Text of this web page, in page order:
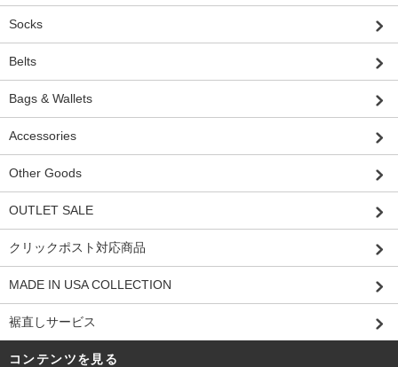
Socks
Belts
Bags & Wallets
Accessories
Other Goods
OUTLET SALE
クリックポスト対応商品
MADE IN USA COLLECTION
裾直しサービス
コンテンツを見る